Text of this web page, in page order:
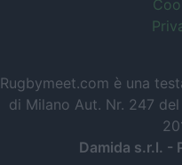
Rugbymeet.com è una
di Milano Aut. Nr. 247
Damida s.r.l. -